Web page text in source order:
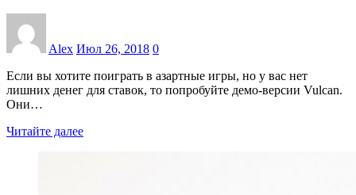
Alex Июл 26, 2018 0
Если вы хотите поиграть в азартные игры, но у вас нет
лишних денег для ставок, то попробуйте демо-версии Vulcan.
Они…
Читайте далее